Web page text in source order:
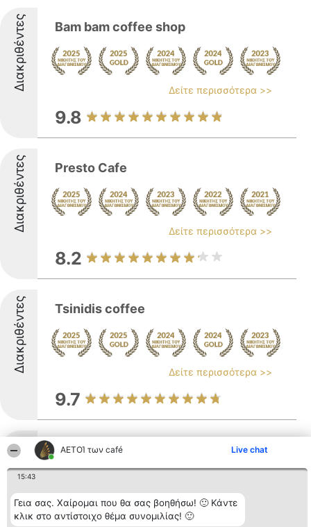
ΑΕΤΟΊ των café Live chat
15:43
Γεια σας. Χαίρομαι που θα σας βοηθήσω! 🙂 Κάντε
κλικ στο αντίστοιχο θέμα συνομιλίας! 🙂
Διακριθέντες Bam bam coffee shop
Δείτε περισσότερα >>
9.8
Διακριθέντες Presto Cafe
Δείτε περισσότερα >>
8.2
Διακριθέντες Tsinidis coffee
Δείτε περισσότερα >>
9.7
Διακριθέντες 46degrees Coffee Roasters
Δείτε περισσότερα >>